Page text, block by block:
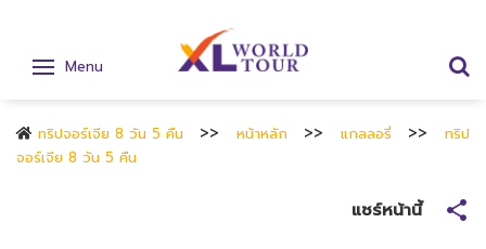
Menu
ทริปจอร์เจีย 8 วัน 5 คืน หน้าหลัก แกลลอรี่
ทริป
จอร์เจีย 8 วัน 5 คืน
แชร์หน้านี้